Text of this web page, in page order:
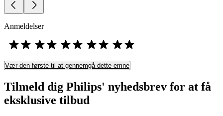
Anmeldelser
Vær den første til at gennemgå dette emne
Tilmeld dig Philips' nyhedsbrev for at få
eksklusive tilbud